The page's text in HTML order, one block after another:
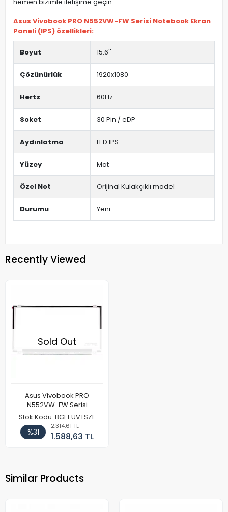
Asus Vivobook PRO N552VW-FW Serisi Notebook Ekran
Paneli (IPS) özellikleri:
Boyut 15.6''
Çözünürlük 1920x1080
Hertz 60Hz
Soket 30 Pin / eDP
Aydınlatma LED IPS
Yüzey Mat
Özel Not Orijinal Kulakçıklı model
Durumu Yeni
Recently Viewed
Sold Out
Asus Vivobook PRO
N552VW-FW Serisi
Notebook Ekran Paneli (IPS)
Stok Kodu: BGEEUVTSZE
%31
2.314,61 TL
1.588,63 TL
Similar Products